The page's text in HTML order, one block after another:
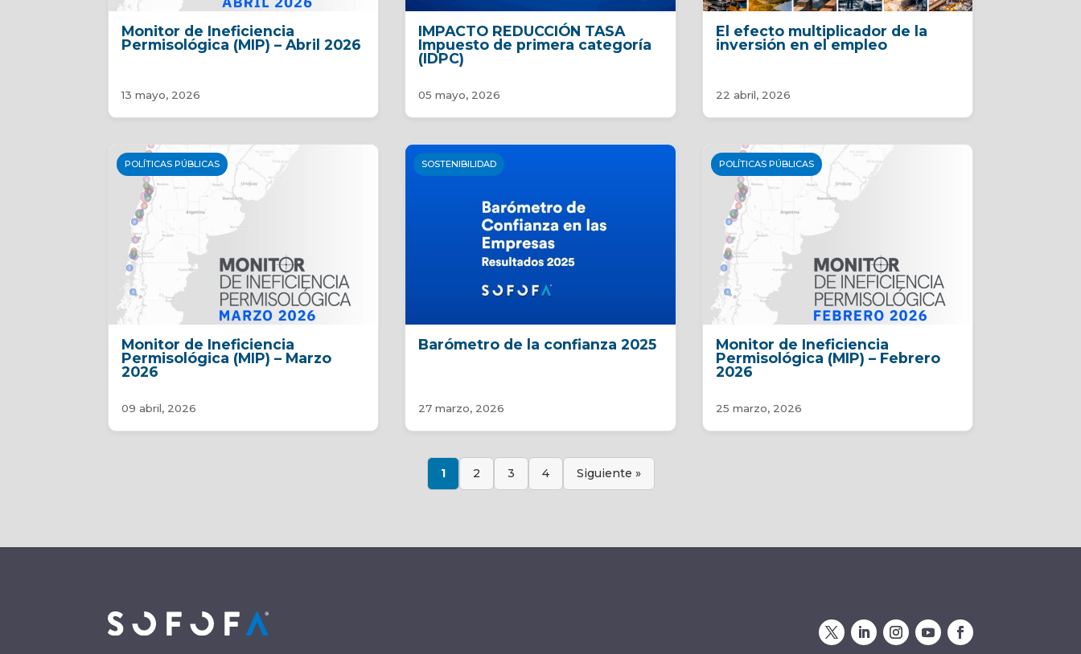
Monitor de Ineficiencia
Permisológica (MIP) – Abril 2026
13 mayo, 2026
IMPACTO REDUCCIÓN TASA
Impuesto de primera categoría
(IDPC)
05 mayo, 2026
El efecto multiplicador de la
inversión en el empleo
22 abril, 2026
POLÍTICAS PÚBLICAS
Monitor de Ineficiencia
Permisológica (MIP) – Marzo
2026
09 abril, 2026
SOSTENIBILIDAD
Barómetro de la confianza 2025
27 marzo, 2026
POLÍTICAS PÚBLICAS
Monitor de Ineficiencia
Permisológica (MIP) – Febrero
2026
25 marzo, 2026
1 2 3 4 Siguiente »